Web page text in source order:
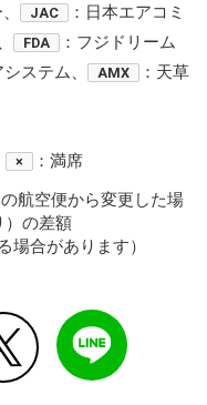
JAC
：日本エアコミ
FDA
：フジドリーム
ステム、 AMX
：天草
×
：満席
航空便から変更した場
）の差額
場合があります）